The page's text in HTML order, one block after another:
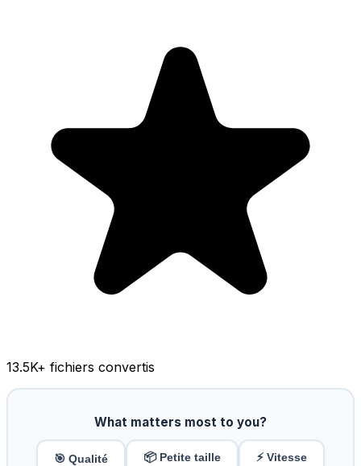
13.5K+ fichiers convertis
What matters most to you?
🎯 Qualité 📦 Petite taille ⚡ Vitesse